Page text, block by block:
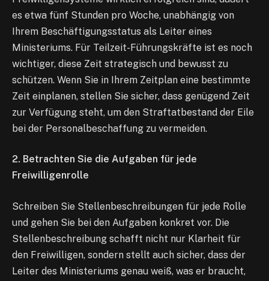
es etwa fünf Stunden pro Woche, unabhängig von
Ihrem Beschäftigungsstatus als Leiter eines
Ministeriums. Für Teilzeit-Führungskräfte ist es noch
wichtiger, diese Zeit strategisch und bewusst zu
schützen. Wenn Sie in Ihrem Zeitplan eine bestimmte
Zeit einplanen, stellen Sie sicher, dass genügend Zeit
zur Verfügung steht, um den Straftatbestand der Eile
bei der Personalbeschaffung zu vermeiden.
2. Betrachten Sie die Aufgaben für jede
Freiwilligenrolle
Schreiben Sie Stellenbeschreibungen für jede Rolle
und gehen Sie bei den Aufgaben konkret vor. Die
Stellenbeschreibung schafft nicht nur Klarheit für
den Freiwilligen, sondern stellt auch sicher, dass der
Leiter des Ministeriums genau weiß, was er braucht,